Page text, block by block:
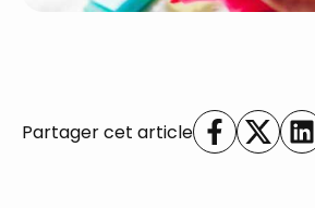
Partager cet article